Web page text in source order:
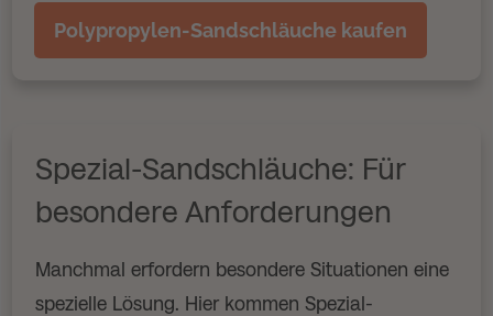
Polypropylen-Sandschläuche kaufen
Spezial-Sandschläuche: Für
besondere Anforderungen
Manchmal erfordern besondere Situationen eine
spezielle Lösung. Hier kommen Spezial-